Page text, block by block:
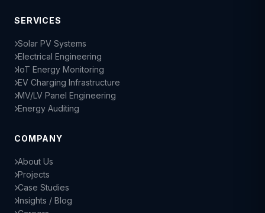
SERVICES
Solar PV Systems
Electrical Engineering
IoT Energy Monitoring
EV Charging Infrastructure
MV/LV Panel Engineering
Energy Auditing
COMPANY
About Us
Projects
Case Studies
Insights / Blog